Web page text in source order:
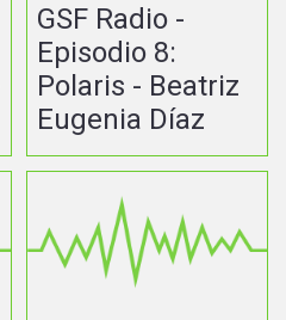
GSF Radio -
Episodio 8:
Polaris - Beatriz
Eugenia Díaz